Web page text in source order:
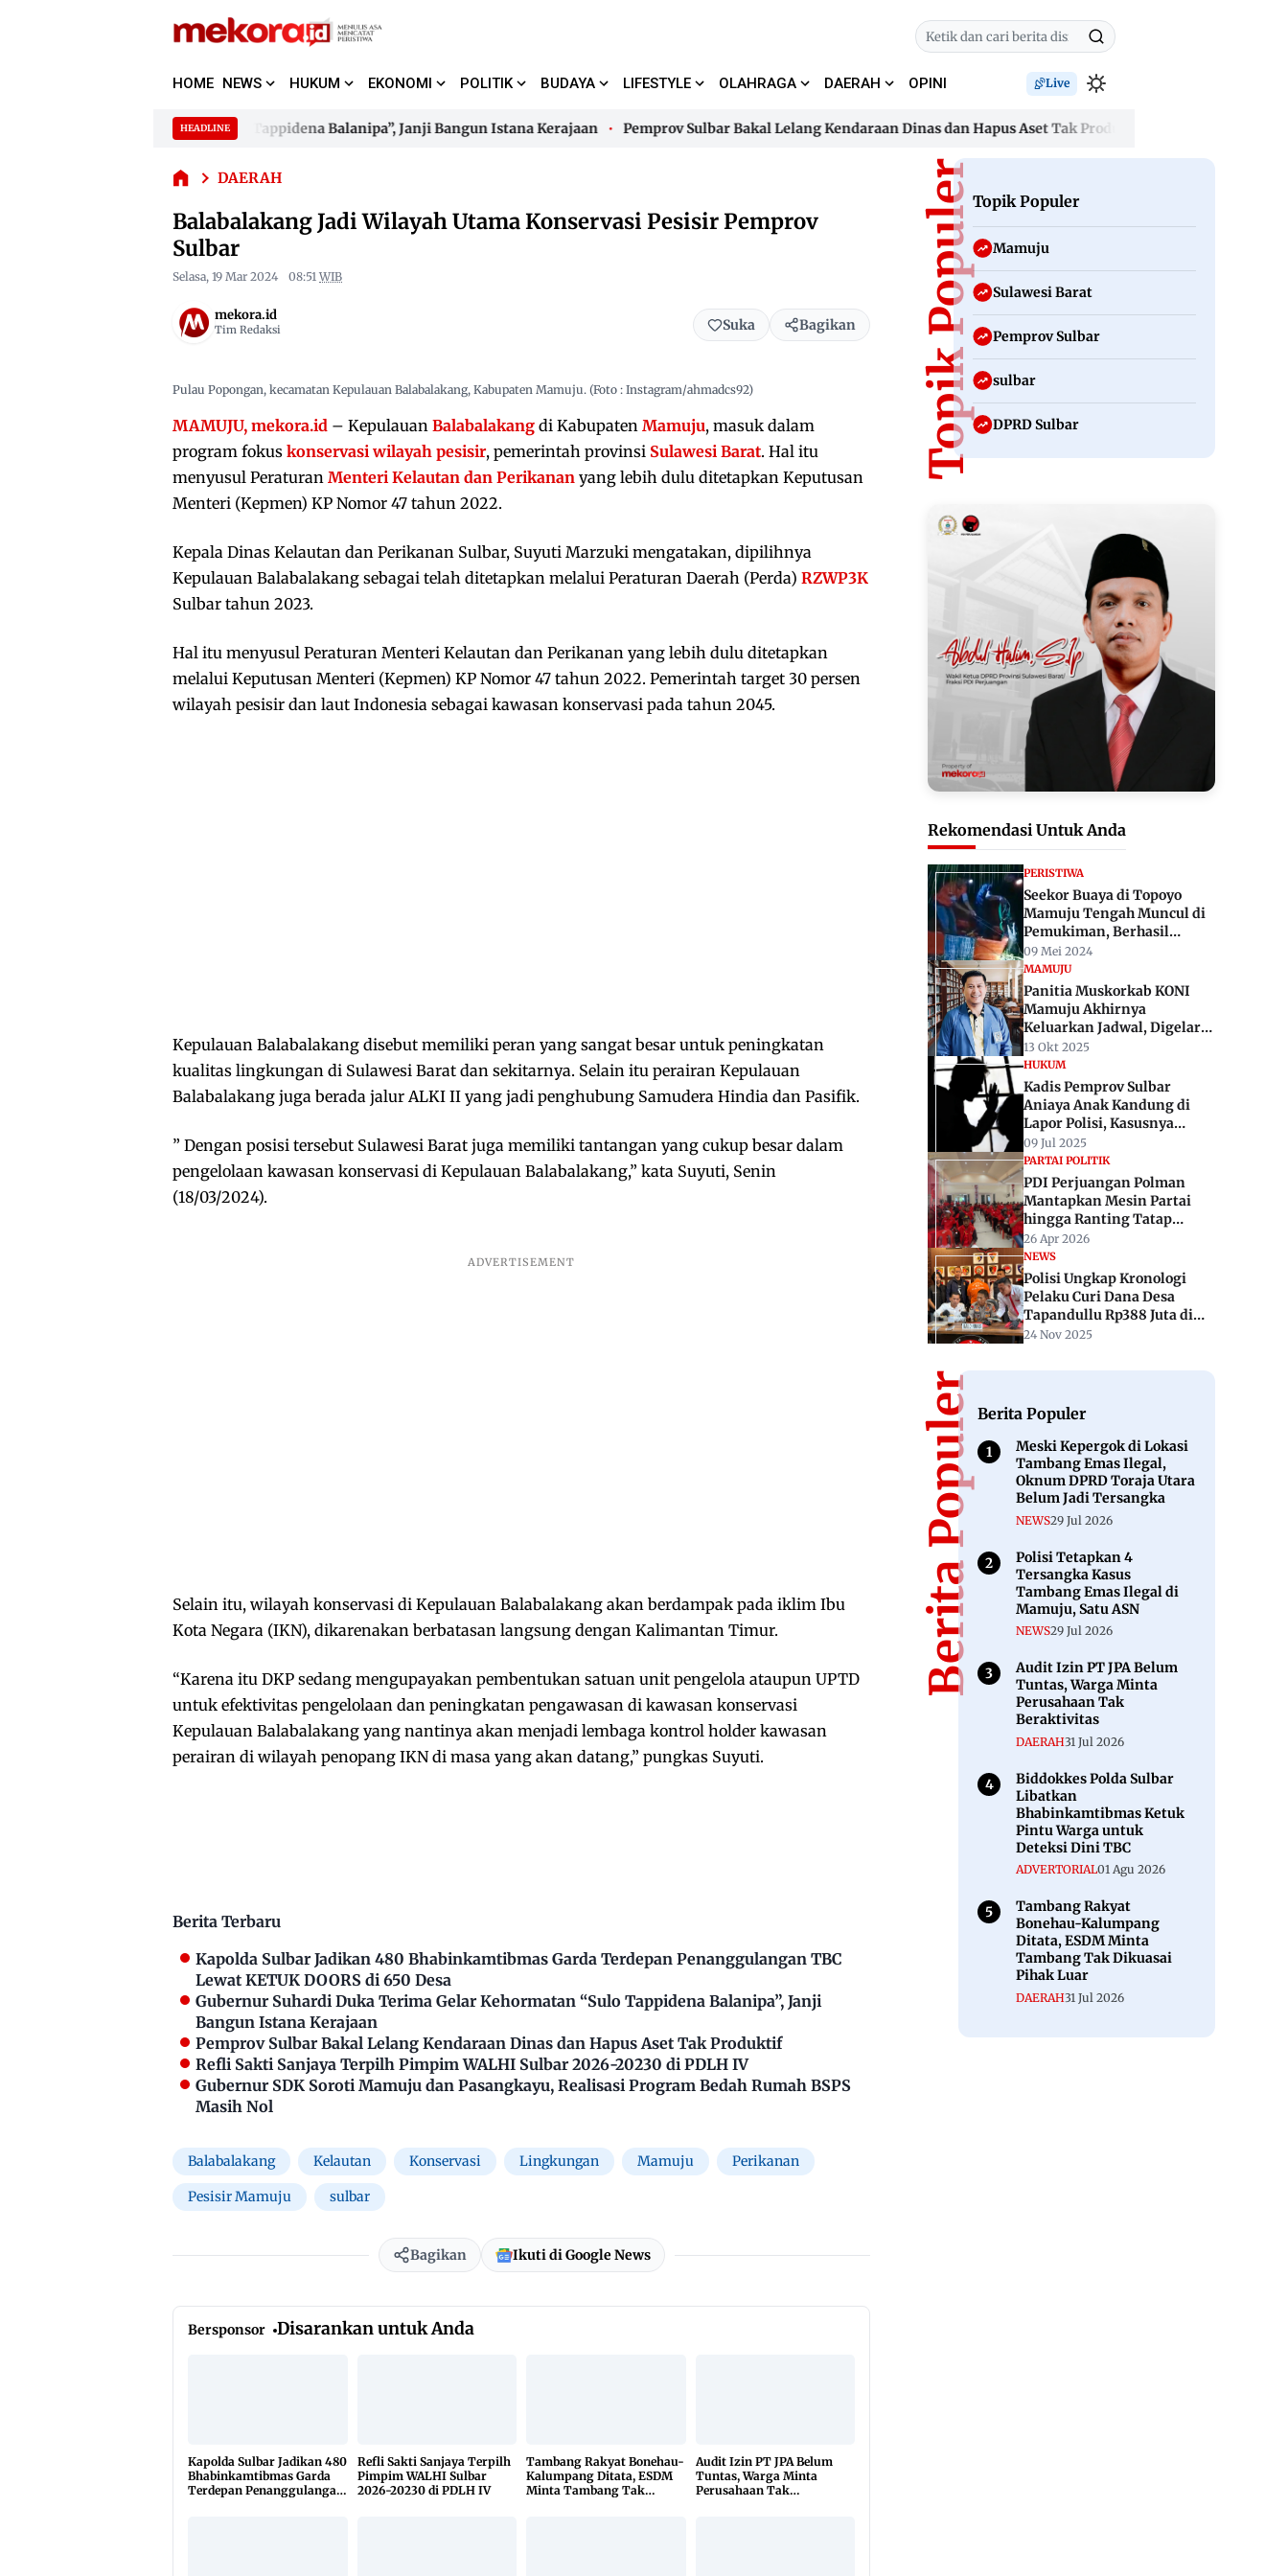
HOME NEWS HUKUM EKONOMI POLITIK BUDAYA LIFESTYLE OLAHRAGA DAERAH OPINI Live
HEADLINE
Gelar Kehormatan “Sulo Tappidena Balanipa”, Janji Bangun Istana Kerajaan Pemprov Sulbar Bakal Lelang Kendaraan Dinas dan Hapus Aset Tak Produktif
Gelar Kehormatan “Sulo Tappidena Balanipa”, Janji Bangun Istana Kerajaan Pemprov Sulbar Bakal Lelang Kendaraan Dinas dan Hapus Aset Tak Produktif
DAERAH
Balabalakang
Jadi Wilayah
Konservasi
Pemprov
Sulbar
Balabalakang Jadi Wilayah Utama Konservasi Pesisir Pemprov
Sulbar
Selasa, 19 Mar 2024 08:51 WIB
mekora.id
Tim Redaksi Suka Bagikan
Pulau Popongan, kecamatan Kepulauan Balabalakang, Kabupaten Mamuju. (Foto : Instagram/ahmadcs92)
MAMUJU, mekora.id – Kepulauan Balabalakang di Kabupaten Mamuju, masuk dalam
program fokus konservasi wilayah pesisir, pemerintah provinsi Sulawesi Barat. Hal itu
menyusul Peraturan Menteri Kelautan dan Perikanan yang lebih dulu ditetapkan Keputusan
Menteri (Kepmen) KP Nomor 47 tahun 2022.
Kepala Dinas Kelautan dan Perikanan Sulbar, Suyuti Marzuki mengatakan, dipilihnya
Kepulauan Balabalakang sebagai telah ditetapkan melalui Peraturan Daerah (Perda) RZWP3K
Sulbar tahun 2023.
Hal itu menyusul Peraturan Menteri Kelautan dan Perikanan yang lebih dulu ditetapkan
melalui Keputusan Menteri (Kepmen) KP Nomor 47 tahun 2022. Pemerintah target 30 persen
wilayah pesisir dan laut Indonesia sebagai kawasan konservasi pada tahun 2045.
Kepulauan Balabalakang disebut memiliki peran yang sangat besar untuk peningkatan
kualitas lingkungan di Sulawesi Barat dan sekitarnya. Selain itu perairan Kepulauan
Balabalakang juga berada jalur ALKI II yang jadi penghubung Samudera Hindia dan Pasifik.
” Dengan posisi tersebut Sulawesi Barat juga memiliki tantangan yang cukup besar dalam
pengelolaan kawasan konservasi di Kepulauan Balabalakang,” kata Suyuti, Senin
(18/03/2024).
Selain itu, wilayah konservasi di Kepulauan Balabalakang akan berdampak pada iklim Ibu
Kota Negara (IKN), dikarenakan berbatasan langsung dengan Kalimantan Timur.
“Karena itu DKP sedang mengupayakan pembentukan satuan unit pengelola ataupun UPTD
untuk efektivitas pengelolaan dan peningkatan pengawasan di kawasan konservasi
Kepulauan Balabalakang yang nantinya akan menjadi lembaga kontrol holder kawasan
perairan di wilayah penopang IKN di masa yang akan datang,” pungkas Suyuti.
Berita Terbaru
Kapolda Sulbar Jadikan 480 Bhabinkamtibmas Garda Terdepan Penanggulangan TBC
Lewat KETUK DOORS di 650 Desa
Gubernur Suhardi Duka Terima Gelar Kehormatan “Sulo Tappidena Balanipa”, Janji
Bangun Istana Kerajaan
Pemprov Sulbar Bakal Lelang Kendaraan Dinas dan Hapus Aset Tak Produktif
Refli Sakti Sanjaya Terpilh Pimpim WALHI Sulbar 2026-20230 di PDLH IV
Gubernur SDK Soroti Mamuju dan Pasangkayu, Realisasi Program Bedah Rumah BSPS
Masih Nol
Balabalakang Kelautan Konservasi Lingkungan Mamuju Perikanan
Pesisir Mamuju sulbar
Bagikan Ikuti di Google News
Bersponsor Disarankan untuk Anda
Kapolda Sulbar Jadikan 480
Bhabinkamtibmas Garda
Terdepan Penanggulangan
Refli Sakti Sanjaya Terpilh
Pimpim WALHI Sulbar
2026-20230 di PDLH IV
Tambang Rakyat Bonehau-
Kalumpang Ditata, ESDM
Minta Tambang Tak
Audit Izin PT JPA Belum
Tuntas, Warga Minta
Perusahaan Tak
Topik PopulerTopik Populer
Mamuju
Sulawesi Barat
Pemprov Sulbar
sulbar
DPRD Sulbar
Rekomendasi Untuk Anda
PERISTIWA
Seekor Buaya di Topoyo
Mamuju Tengah Muncul di
Pemukiman, Berhasil
Dievakuasi
09 Mei 2024
MAMUJU
Panitia Muskorkab KONI
Mamuju Akhirnya
Keluarkan Jadwal, Digelar
November 2025
13 Okt 2025
HUKUM
Kadis Pemprov Sulbar
Aniaya Anak Kandung di
Lapor Polisi, Kasusnya
Segera Naik Penyidikan
09 Jul 2025
PARTAI POLITIK
PDI Perjuangan Polman
Mantapkan Mesin Partai
hingga Ranting Tatap
Pemilu 2029
26 Apr 2026
NEWS
Polisi Ungkap Kronologi
Pelaku Curi Dana Desa
Tapandullu Rp388 Juta di
Mamuju
24 Nov 2025
Berita PopulerBerita Populer
Meski Kepergok di Lokasi
Tambang Emas Ilegal,
Oknum DPRD Toraja Utara
Belum Jadi Tersangka
NEWS29 Jul 2026
Polisi Tetapkan 4
Tersangka Kasus
Tambang Emas Ilegal di
Mamuju, Satu ASN
NEWS29 Jul 2026
Audit Izin PT JPA Belum
Tuntas, Warga Minta
Perusahaan Tak
Beraktivitas
DAERAH31 Jul 2026
Biddokkes Polda Sulbar
Libatkan
Bhabinkamtibmas Ketuk
Pintu Warga untuk
Deteksi Dini TBC
ADVERTORIAL01 Agu 2026
Tambang Rakyat
Bonehau-Kalumpang
Ditata, ESDM Minta
Tambang Tak Dikuasai
Pihak Luar
DAERAH31 Jul 2026